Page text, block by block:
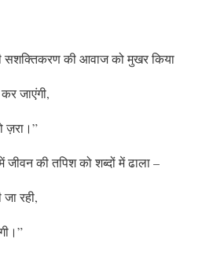
सशक्तिकरण की आवाज को मुखर किया
जाएंगी,
ज़रा।”
की तपिश को शब्दों में ढाला –
रही,